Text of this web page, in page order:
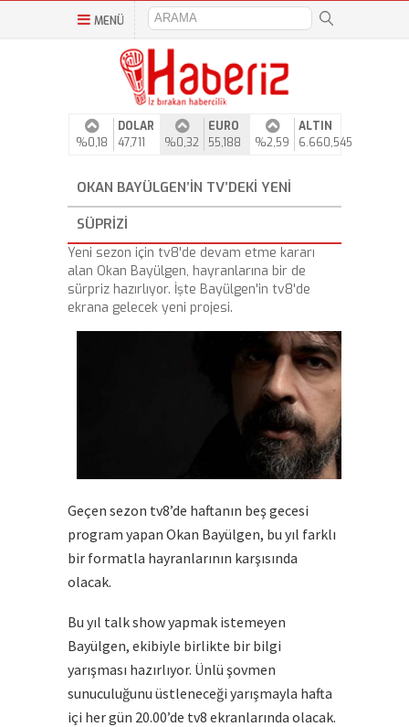
MENÜ
%0,18
DOLAR
47,711
%0,32
EURO
55,188
%2,59
ALTIN
6.660,545
OKAN BAYÜLGEN’IN TV’DEKI YENI
SÜPRIZI
Yeni sezon için tv8'de devam etme kararı
alan Okan Bayülgen, hayranlarına bir de
sürpriz hazırlıyor. İşte Bayülgen'in tv8'de
ekrana gelecek yeni projesi.
Geçen sezon tv8’de haftanın beş gecesi
program yapan Okan Bayülgen, bu yıl farklı
bir formatla hayranlarının karşısında
olacak.
Bu yıl talk show yapmak istemeyen
Bayülgen, ekibiyle birlikte bir bilgi
yarışması hazırlıyor. Ünlü şovmen
sunuculuğunu üstleneceği yarışmayla hafta
içi her gün 20.00’de tv8 ekranlarında olacak.